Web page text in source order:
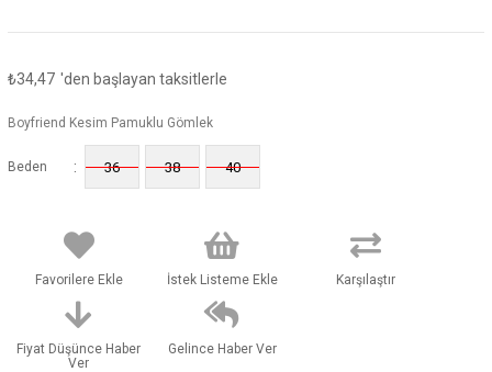
₺34,47 'den başlayan taksitlerle
Boyfriend Kesim Pamuklu Gömlek
Beden : 36 38 40
Favorilere Ekle İstek Listeme Ekle Karşılaştır
Fiyat Düşünce Haber
Ver
Gelince Haber Ver